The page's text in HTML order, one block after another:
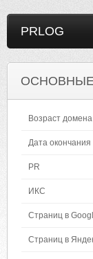
PRLOG
ОСНОВНЫЕ
Возраст домена
Дата окончания
PR
ИКС
Страниц в
Страниц в